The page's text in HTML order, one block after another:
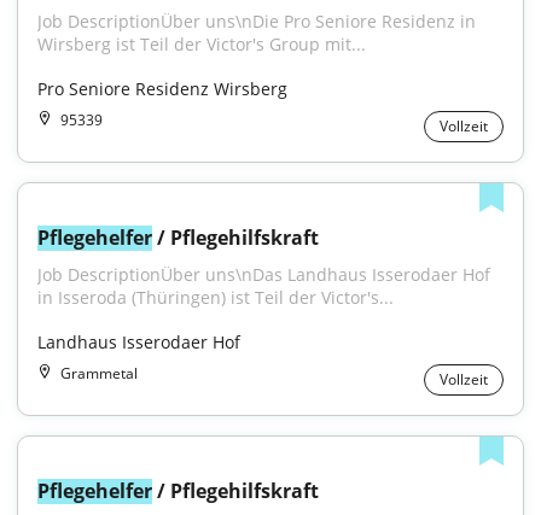
Job DescriptionÜber uns\nDie Pro Seniore Residenz in
Wirsberg ist Teil der Victor's Group mit...
Pro Seniore Residenz Wirsberg
95339 Vollzeit
Pflegehelfer / Pflegehilfskraft
Job DescriptionÜber uns\nDas Landhaus Isserodaer Hof
in Isseroda (Thüringen) ist Teil der Victor's...
Landhaus Isserodaer Hof
Grammetal Vollzeit
Pflegehelfer / Pflegehilfskraft